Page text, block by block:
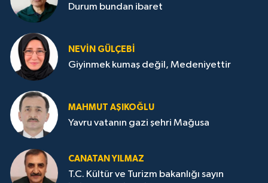
Durum bundan ibaret
NEVİN GÜLÇEBİ
Giyinmek kumaş değil, Medeniyettir
MAHMUT AŞIKOĞLU
Yavru vatanın gazi şehri Mağusa
CANATAN YILMAZ
T.C. Kültür ve Turizm bakanlığı sayın